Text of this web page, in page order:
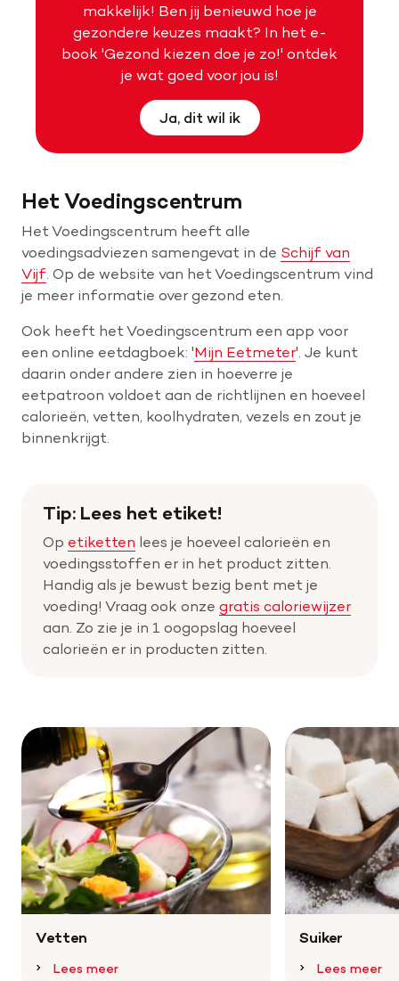
makkelijk! Ben jij benieuwd hoe je
gezondere keuzes maakt? In het e-
book 'Gezond kiezen doe je zo!' ontdek
je wat goed voor jou is!
Ja, dit wil ik
Het Voedingscentrum
Het Voedingscentrum heeft alle
voedingsadviezen samengevat in de Schijf van
Vijf . Op de website van het Voedingscentrum vind
je meer informatie over gezond eten.
Ook heeft het Voedingscentrum een app voor
een online eetdagboek: 'Mijn Eetmeter'. Je kunt
daarin onder andere zien in hoeverre je
eetpatroon voldoet aan de richtlijnen en hoeveel
calorieën, vetten, koolhydraten, vezels en zout je
binnenkrijgt.
Tip: Lees het etiket!
Op etiketten lees je hoeveel calorieën en
voedingsstoffen er in het product zitten.
Handig als je bewust bezig bent met je
voeding! Vraag ook onze gratis caloriewijzer
aan. Zo zie je in 1 oogopslag hoeveel
calorieën er in producten zitten.
Vetten
Lees meer
Suiker
Lees meer